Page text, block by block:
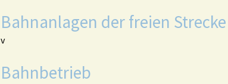
Bahnanlagen der freien Strecke
v
Bahnbetrieb